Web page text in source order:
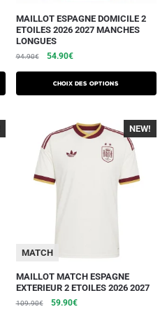
MAILLOT ESPAGNE DOMICILE 2
ETOILES 2026 2027 MANCHES
LONGUES
94.90€
Le
initial
était :
54.90€Le
actuel
est :
Choix des options
Ce
produit
a
plusieurs
variations.
peuvent
choisies
produit
-40%
NEW!
MATCH
MAILLOT MATCH ESPAGNE
EXTERIEUR 2 ETOILES 2026 2027
109.90€
Le
59.90€Le
Ce
produit
a